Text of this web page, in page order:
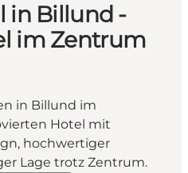
in Billund -
im Zentrum
in Billund im
Hotel mit
hochwertiger
Lage trotz Zentrum.